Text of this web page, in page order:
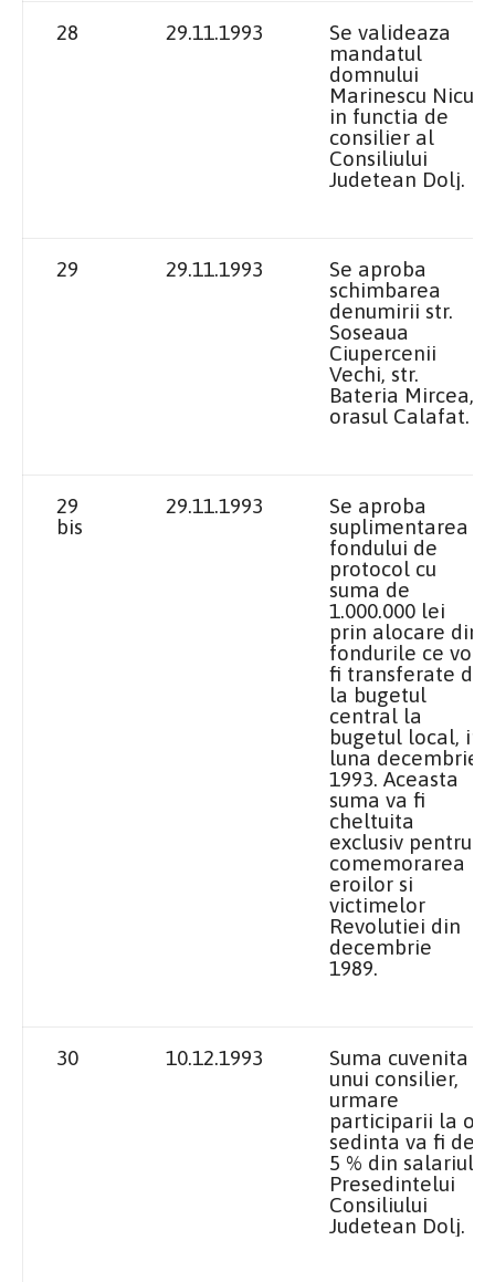
28 29.11.1993
Se valideaza
mandatul
domnului
Marinescu Nicu
in functia de
consilier al
Consiliului
Judetean Dolj.
29 29.11.1993
Se aproba
schimbarea
denumirii str.
Soseaua
Ciupercenii
Vechi, str.
Bateria Mircea,
orasul Calafat.
29
bis
29.11.1993
Se aproba
suplimentarea
fondului de
protocol cu
suma de
1.000.000 lei
prin alocare din
fondurile ce vor
fi transferate de
la bugetul
central la
bugetul local, in
luna decembrie
1993. Aceasta
suma va fi
cheltuita
exclusiv pentru
comemorarea
eroilor si
victimelor
Revolutiei din
decembrie
1989.
30 10.12.1993
Suma cuvenita
unui consilier,
urmare
participarii la o
sedinta va fi de
5 % din salariul
Presedintelui
Consiliului
Judetean Dolj.